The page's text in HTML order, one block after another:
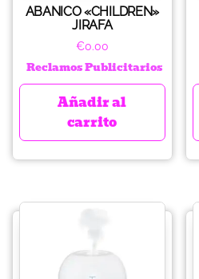
ABANICO «CHILDREN»
JIRAFA
€0.00
Reclamos Publicitarios
Añadir al
carrito